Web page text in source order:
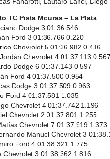
TC Pista Mouras – La Plata
Dodge 3 01:36.546
Ford 3 01:36.766 0.220
Chevrolet 5 01:36.982 0.436
Chevrolet 4 01:37.113 0.567
Dodge 6 01:37.143 0.597
Ford 4 01:37.500 0.954
Dodge 3 01:37.509 0.963
Ford 4 01:37.581 1.035
Chevrolet 4 01:37.742 1.196
Chevrolet 2 01:37.801 1.255
Chevrolet 7 01:37.919 1.373
Manuel Chevrolet 3
Ford 4 01:38.321 1.775
Chevrolet 3 01:38.362 1.816